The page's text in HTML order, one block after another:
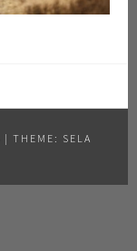
| THEME: SELA